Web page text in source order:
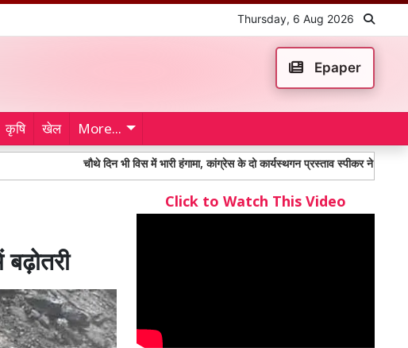
Thursday, 6 Aug 2026
Epaper
कृषि खेल More...
चौथे दिन भी विस में भारी हंगामा, कांग्रेस के दो कार्यस्थगन प्रस्ताव स्पीकर ने किए खारिज
Click to Watch This Video